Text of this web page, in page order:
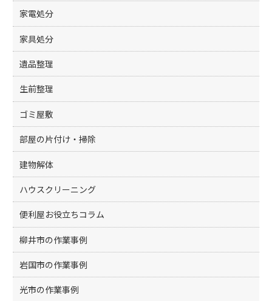
家電処分
家具処分
遺品整理
生前整理
ゴミ屋敷
部屋の片付け・掃除
建物解体
ハウスクリーニング
便利屋お役立ちコラム
柳井市の作業事例
岩国市の作業事例
光市の作業事例